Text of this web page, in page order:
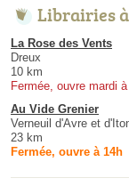
Librairies
La Rose des Vents
Dreux
10 km
Fermée, ouvre mardi
Au Vide Grenier
Verneuil d'Avre et
23 km
Fermée, ouvre à 14h